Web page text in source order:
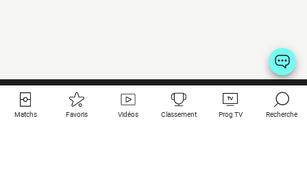
Matchs Favoris Vidéos Classement Prog TV Recherche